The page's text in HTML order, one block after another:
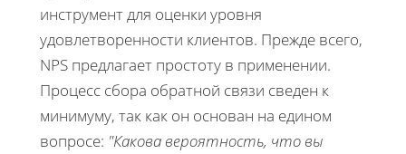
инструмент для оценки уровня
удовлетворенности клиентов. Прежде всего,
NPS предлагает простоту в применении.
Процесс сбора обратной связи сведен к
минимуму, так как он основан на едином
вопросе: "Какова вероятность, что вы